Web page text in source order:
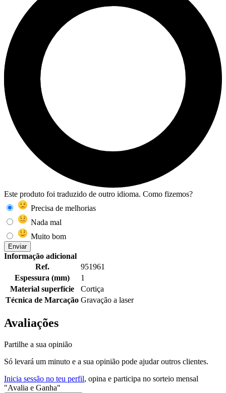
Este produto foi traduzido de outro idioma. Como fizemos?
Precisa de melhorias
Nada mal
Muito bom
Enviar
Informação adicional
Ref.
951961
Espessura (mm)
1
Material superfície
Cortiça
Técnica de Marcação Gravação a laser
Avaliações
Partilhe a sua opinião
Só levará um minuto e a sua opinião pode ajudar outros clientes.
Inicia sessão no teu perfil, opina e participa no sorteio mensal
"Avalia e Ganha"